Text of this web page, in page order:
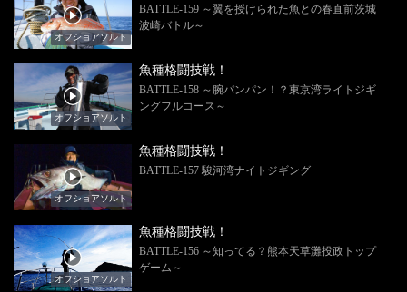
オフショアソルト
BATTLE-159 ～翼を授けられた魚との春直前茨城
波崎バトル～
オフショアソルト
魚種格闘技戦！
BATTLE-158 ～腕パンパン！？東京湾ライトジギ
ングフルコース～
オフショアソルト
魚種格闘技戦！
BATTLE-157 駿河湾ナイトジギング
オフショアソルト
魚種格闘技戦！
BATTLE-156 ～知ってる？熊本天草灘投政トップ
ゲーム～